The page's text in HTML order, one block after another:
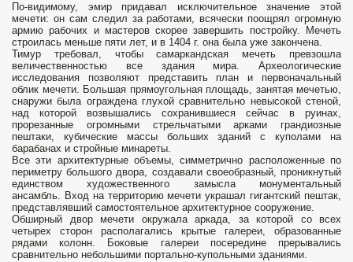
По-видимому, эмир придавал исключительное значение этой
мечети: он сам следил за работами, всячески поощрял огромную
армию рабочих и мастеров скорее завершить постройку. Мечеть
строилась меньше пяти лет, и в 1404 г. она была уже закончена.
Тимур требовал, чтобы самаркандская мечеть превзошла
величественностью все здания мира. Археологические
исследования позволяют представить план и первоначальный
облик мечети. Большая прямоугольная площадь, занятая мечетью,
снаружи была ограждена глухой сравнительно невысокой стеной,
над которой возвышались сохранившиеся сейчас в руинах,
прорезанные огромными стрельчатыми арками грандиозные
пештаки, кубические массы больших зданий с куполами на
барабанах и стройные минареты.
Все эти архитектурные объемы, симметрично расположенные по
периметру большого двора, создавали своеобразный, проникнутый
единством художественного замысла монументальный
ансамбль. Вход на территорию мечети украшал гигантский пештак,
представлявший самостоятельное архитектурное сооружение.
Обширный двор мечети окружала аркада, за которой со всех
четырех сторон располагались крытые галереи, образованные
рядами колонн. Боковые галереи посередине прерывались
сравнительно небольшими портально-купольными зданиями.